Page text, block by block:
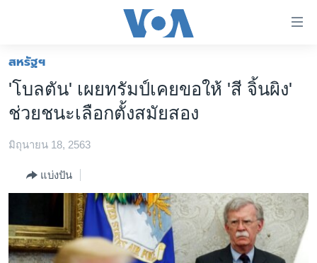
ต่อ
ข้าม
เนื้อหา
ข้าม
ข้าม
ไป
หน้าหลัก
โลก
เอเชีย
สหรัฐฯ
ไทย
วิทยาศาสตร์
สังคมและสุขภาพ
สหรัฐฯ
'โบลตัน' เผยทรัมป์เคยขอให้ 'สี จิ้นผิง'
ช่วยชนะเลือกตั้งสมัยสอง
มิถุนายน 18, 2563
แบ่งปัน